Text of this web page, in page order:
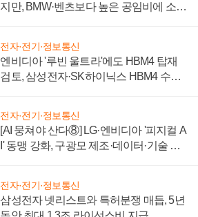
지만, BMW·벤츠보다 높은 공임비에 소비
전자·전기·정보통신
엔비디아 '루빈 울트라'에도 HBM4 탑재
검토, 삼성전자·SK하이닉스 HBM4 수율
전자·전기·정보통신
[AI 뭉쳐야 산다⑧] LG·엔비디아 '피지컬 A
I' 동맹 강화, 구광모 제조·데이터·기술 결
전자·전기·정보통신
삼성전자 넷리스트와 특허분쟁 매듭, 5년